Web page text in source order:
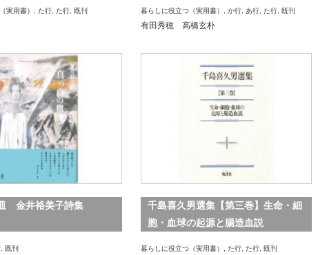
実用書） , た行, た行, 既刊 暮らしに役立つ（実用書） , か行, あ行, た行, 既刊
有田秀穂 高橋玄朴
金井裕美子詩集
, 既刊
千島喜久男選集【第三巻】生命・細
胞・血球の起源と腸造血説
暮らしに役立つ（実用書） , た行, た行, 既刊